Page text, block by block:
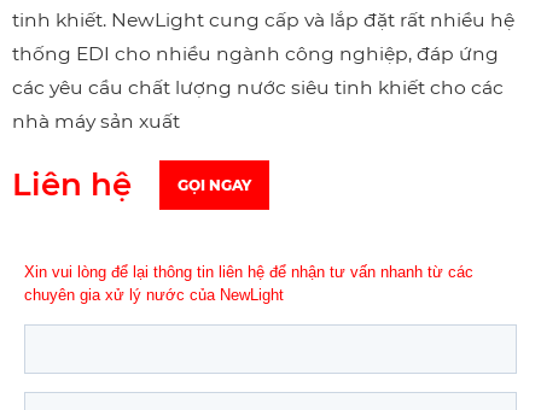
tinh khiết. NewLight cung cấp và lắp đặt rất nhiều hệ
thống EDI cho nhiều ngành công nghiệp, đáp ứng
các yêu cầu chất lượng nước siêu tinh khiết cho các
nhà máy sản xuất
Liên hệ GỌI NGAY
Xin vui lòng để lại thông tin liên hệ để nhận tư vấn nhanh từ các
chuyên gia xử lý nước của NewLight